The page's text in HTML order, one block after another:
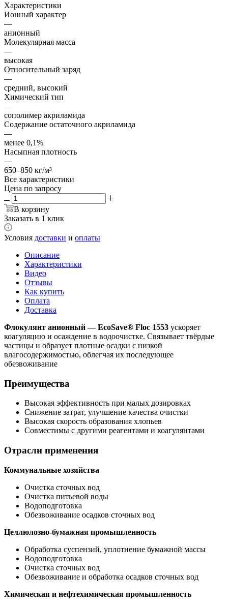
Характеристики
Ионный характер
—
анионный
Молекулярная масса
—
высокая
Относительный заряд
—
средний, высокий
Химический тип
—
сополимер акриламида
Содержание остаточного акриламида
—
менее 0,1%
Насыпная плотность
—
650–850 кг/м³
Все характеристики
Цена по запросу
В корзину
Заказать в 1 клик
Условия доставки и оплаты
Описание
Характеристики
Видео
Отзывы
Как купить
Оплата
Доставка
Флокулянт анионный — EcoSave® Floc 1553 ускоряет
коагуляцию и осаждение в водоочистке. Связывает твёрдые
частицы и образует плотные осадки с низкой
влагосодержимостью, облегчая их последующее
обезвоживание
Преимущества
Высокая эффективность при малых дозировках
Снижение затрат, улучшение качества очистки
Высокая скорость образования хлопьев
Совместимы с другими реагентами и коагулянтами
Отрасли применения
Коммунальные хозяйства
Очистка сточных вод
Очистка питьевой воды
Водоподготовка
Обезвоживание осадков сточных вод
Целлюлозно-бумажная промышленность
Обработка суспензий, уплотнение бумажной массы
Водоподготовка
Очистка сточных вод
Обезвоживание и обработка осадков сточных вод
Химическая и нефтехимическая промышленность